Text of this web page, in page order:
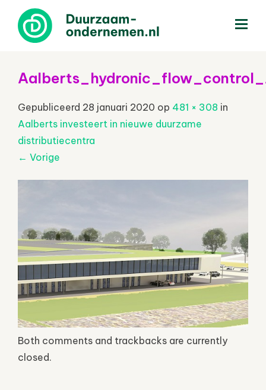
Gepubliceerd 28 januari 2020 op 481 × 308 in
Aalberts investeert in nieuwe duurzame
distributiecentra
← Vorige
Both comments and trackbacks are currently
closed.